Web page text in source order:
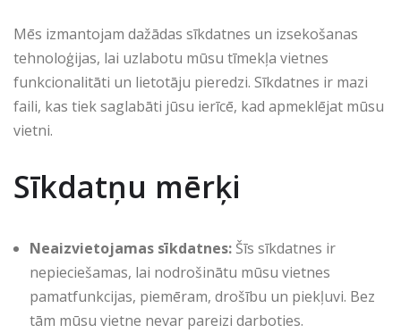
Mēs izmantojam dažādas sīkdatnes un izsekošanas
tehnoloģijas, lai uzlabotu mūsu tīmekļa vietnes
funkcionalitāti un lietotāju pieredzi. Sīkdatnes ir mazi
faili, kas tiek saglabāti jūsu ierīcē, kad apmeklējat mūsu
vietni.
Sīkdatņu mērķi
Neaizvietojamas sīkdatnes: Šīs sīkdatnes ir
nepieciešamas, lai nodrošinātu mūsu vietnes
pamatfunkcijas, piemēram, drošību un piekļuvi. Bez
tām mūsu vietne nevar pareizi darboties.